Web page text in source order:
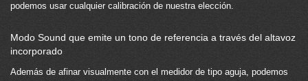
podemos usar cualquier calibración de nuestra elección.
Modo Sound que emite un tono de referencia a través del altavoz
incorporado
Además de afinar visualmente con el medidor de tipo aguja, podemos